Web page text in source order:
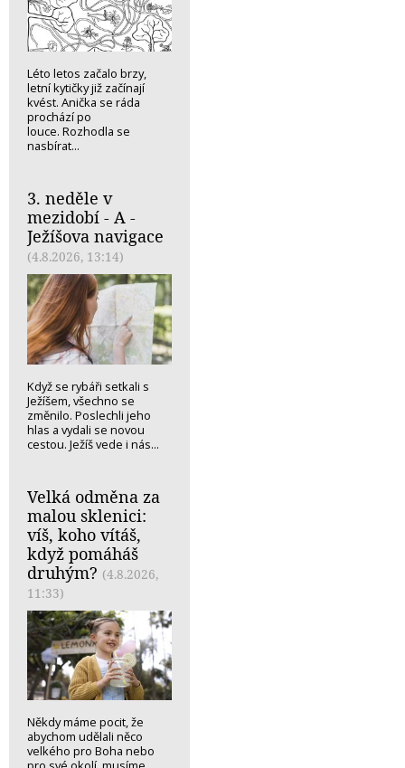
Léto letos začalo brzy,
letní kytičky již začínají
kvést. Anička se ráda
prochází po
louce. Rozhodla se
nasbírat...
3. neděle v
mezidobí - A -
Ježíšova navigace
(4.8.2026, 13:14)
Když se rybáři setkali s
Ježíšem, všechno se
změnilo. Poslechli jeho
hlas a vydali se novou
cestou. Ježíš vede i nás...
Velká odměna za
malou sklenici:
víš, koho vítáš,
když pomáháš
druhým? (4.8.2026,
11:33)
Někdy máme pocit, že
abychom udělali něco
velkého pro Boha nebo